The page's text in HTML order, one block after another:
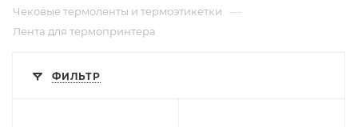
Чековые термоленты и термоэтикетки —
Лента для термопринтера
ФИЛЬТР